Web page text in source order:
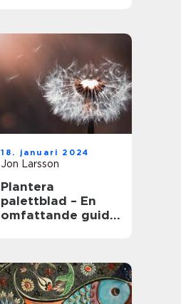
18. januari 2024
Jon Larsson
Plantera
palettblad – En
omfattande guide